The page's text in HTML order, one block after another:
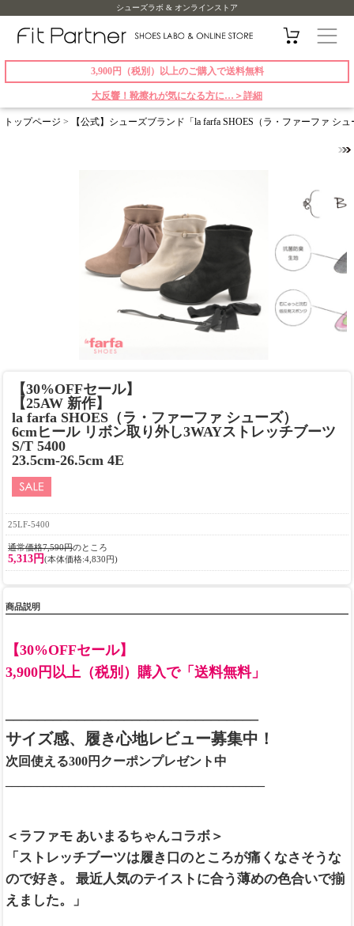
シューズラボ & オンラインストア
3,900円（税別）以上のご購入で送料無料
大反響！靴擦れが気になる方に…＞詳細
トップページ > 【公式】シューズブランド「la farfa SHOES（ラ・ファーファ シ
【30%OFFセール】
【25AW 新作】
la farfa SHOES（ラ・ファーファ シューズ）
6cmヒール リボン取り外し3WAYストレッチブーツ
S/T 5400
23.5cm-26.5cm 4E
25LF-5400
通常価格7,590円のところ
5,313円(本体価格:4,830円)
商品説明
【30%OFFセール】
3,900円以上（税別）購入で「送料無料」
サイズ感、履き心地レビュー募集中！
次回使える300円クーポンプレゼント中
＜ラファモ あいまるちゃんコラボ＞
「ストレッチブーツは履き口のところが痛くなさそうな
ので好き。 最近人気のテイストに合う薄めの色合いで揃
えました。」